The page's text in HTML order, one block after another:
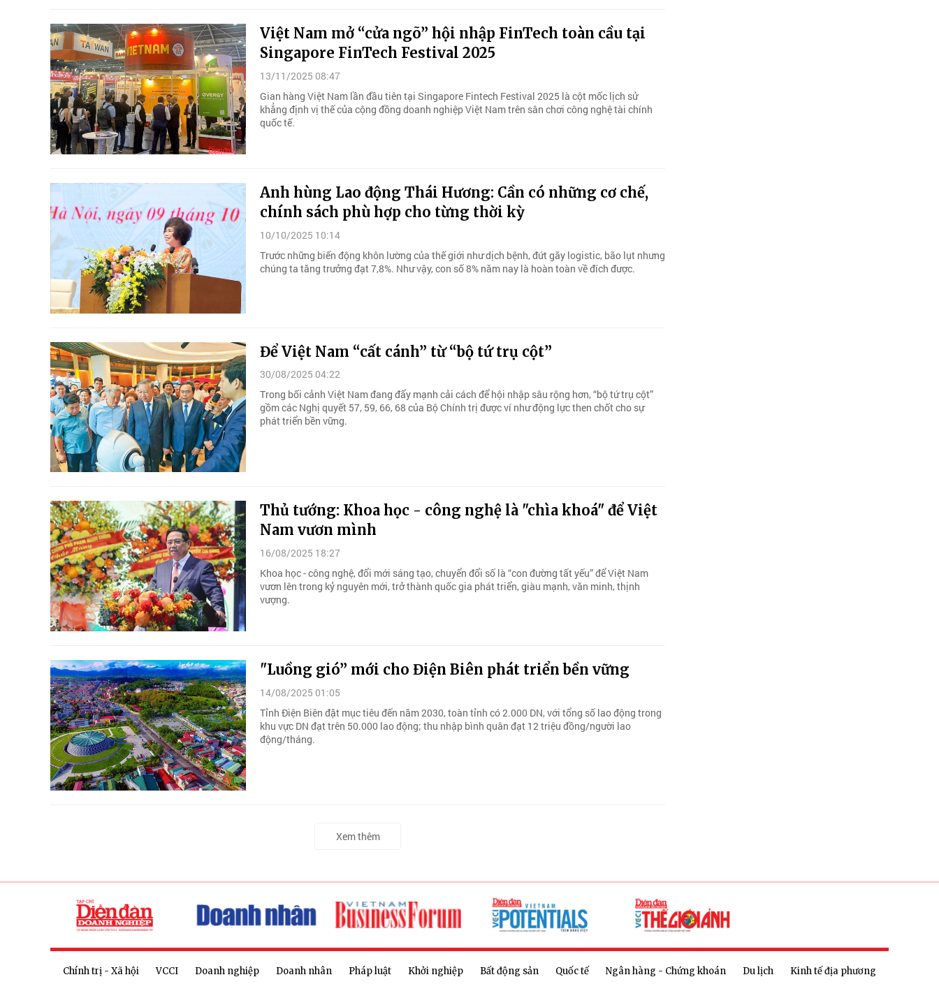
Việt Nam mở “cửa ngõ” hội nhập FinTech toàn cầu tại
Singapore FinTech Festival 2025
13/11/2025 08:47
Gian hàng Việt Nam lần đầu tiên tại Singapore Fintech Festival 2025 là cột mốc lịch sử
khẳng định vị thế của cộng đồng doanh nghiệp Việt Nam trên sân chơi công nghệ tài chính
quốc tế.
Anh hùng Lao động Thái Hương: Cần có những cơ chế,
chính sách phù hợp cho từng thời kỳ
10/10/2025 10:14
Trước những biến động khôn lường của thế giới như dịch bệnh, đứt gãy logistic, bão lụt nhưng
chúng ta tăng trưởng đạt 7,8%. Như vậy, con số 8% năm nay là hoàn toàn về đích được.
Để Việt Nam “cất cánh” từ “bộ tứ trụ cột”
30/08/2025 04:22
Trong bối cảnh Việt Nam đang đẩy mạnh cải cách để hội nhập sâu rộng hơn, “bộ tứ trụ cột”
gồm các Nghị quyết 57, 59, 66, 68 của Bộ Chính trị được ví như động lực then chốt cho sự
phát triển bền vững.
Thủ tướng: Khoa học - công nghệ là "chìa khoá" để Việt
Nam vươn mình
16/08/2025 18:27
Khoa học - công nghệ, đổi mới sáng tạo, chuyển đổi số là “con đường tất yếu” để Việt Nam
vươn lên trong kỷ nguyên mới, trở thành quốc gia phát triển, giàu mạnh, văn minh, thịnh
vượng.
"Luồng gió” mới cho Điện Biên phát triển bền vững
14/08/2025 01:05
Tỉnh Điện Biên đặt mục tiêu đến năm 2030, toàn tỉnh có 2.000 DN, với tổng số lao động trong
khu vực DN đạt trên 50.000 lao động; thu nhập bình quân đạt 12 triệu đồng/người lao
động/tháng.
Xem thêm
Chính trị - Xã hội VCCI Doanh nghiệp Doanh nhân Pháp luật Khởi nghiệp Bất động sản Quốc tế Ngân hàng - Chứng khoán Du lịch Kinh tế địa phương